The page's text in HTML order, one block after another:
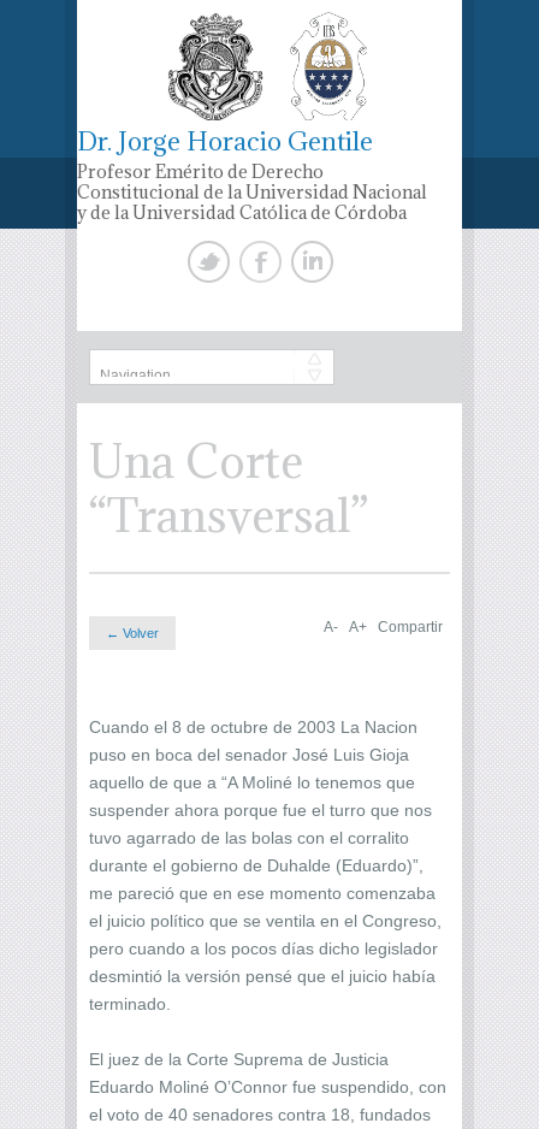
Dr. Jorge Horacio Gentile
Profesor Emérito de Derecho
Constitucional de la Universidad Nacional
y de la Universidad Católica de Córdoba
Una Corte
“Transversal”
← Volver A- A+ Compartir
Cuando el 8 de octubre de 2003 La Nacion
puso en boca del senador José Luis Gioja
aquello de que a “A Moliné lo tenemos que
suspender ahora porque fue el turro que nos
tuvo agarrado de las bolas con el corralito
durante el gobierno de Duhalde (Eduardo)”,
me pareció que en ese momento comenzaba
el juicio político que se ventila en el Congreso,
pero cuando a los pocos días dicho legislador
desmintió la versión pensé que el juicio había
terminado.
El juez de la Corte Suprema de Justicia
Eduardo Moliné O’Connor fue suspendido, con
el voto de 40 senadores contra 18, fundados